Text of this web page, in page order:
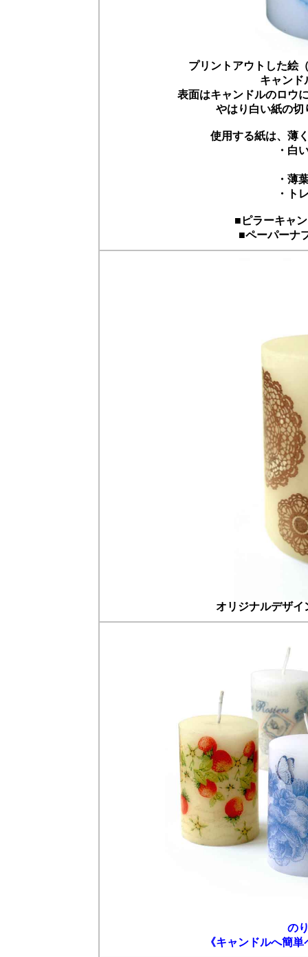
プリントアウトした絵
キャンド
表面はキャンドルのロウ
やはり白い紙の切
使用する紙は、薄
・白
・薄
・ト
■ピラーキャ
■ペーパーナ
オリジナルデザイ
の
《キャンドルへ簡